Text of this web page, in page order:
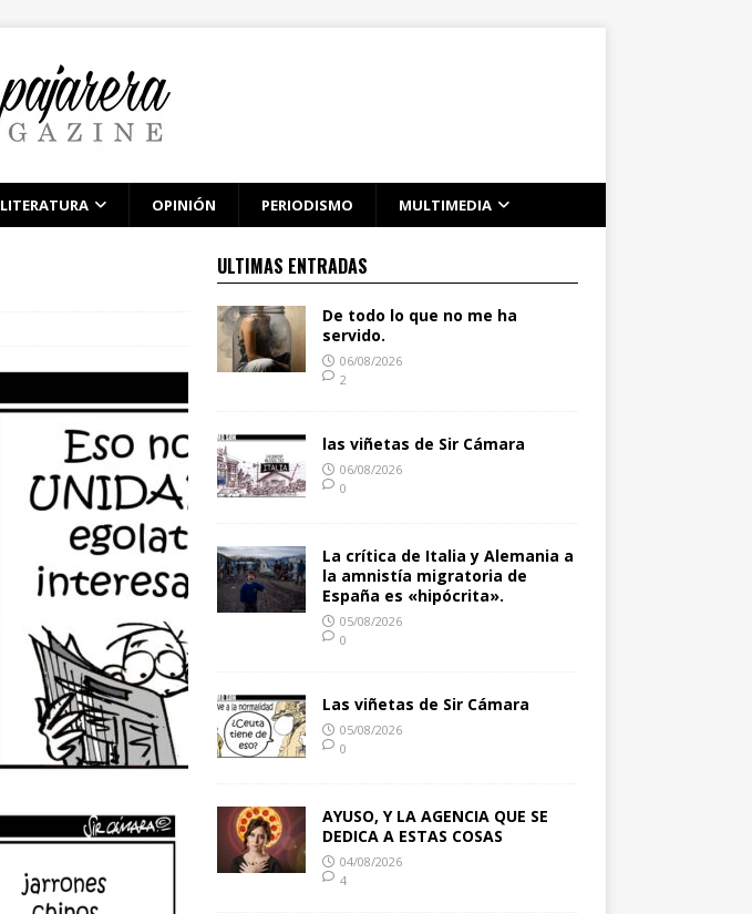
LITERATURA OPINIÓN PERIODISMO MULTIMEDIA
ULTIMAS ENTRADAS
De todo lo que no me ha
servido.
06/08/2026
2
las viñetas de Sir Cámara
06/08/2026
0
La crítica de Italia y Alemania a
la amnistía migratoria de
España es «hipócrita».
05/08/2026
0
Las viñetas de Sir Cámara
05/08/2026
0
AYUSO, Y LA AGENCIA QUE SE
DEDICA A ESTAS COSAS
04/08/2026
4